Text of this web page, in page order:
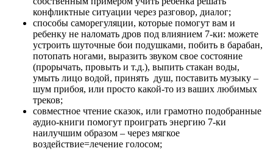
конфликтные ситуации через разговор, диалог;
способы саморегуляции, которые помогут вам и
ребенку не наломать дров под влиянием 7-ки: можете
устроить шуточные бои подушками, побить в барабан,
потопать ногами, выразить звуком свое состояние
(прорычать, провыть и т.д.), выпить стакан воды,
умыть лицо водой, принять душ, поставить музыку –
шум прибоя, или просто какой-то из ваших любимых
треков;
совместное чтение сказок, или грамотно подобранные
аудио-книги помогут проиграть энергию 7-ки
наилучшим образом – через мягкое
воздействие=лечение голосом;